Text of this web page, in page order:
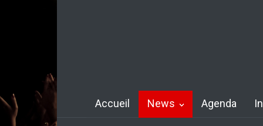
Accueil News Agenda